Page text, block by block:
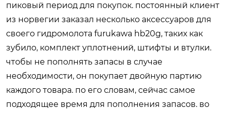
пиковый период для покупок. постоянный клиент
из норвегии заказал несколько аксессуаров для
своего гидромолота furukawa hb20g, таких как
зубило, комплект уплотнений, штифты и втулки.
чтобы не пополнять запасы в случае
необходимости, он покупает двойную партию
каждого товара. по его словам, сейчас самое
подходящее время для пополнения запасов. во